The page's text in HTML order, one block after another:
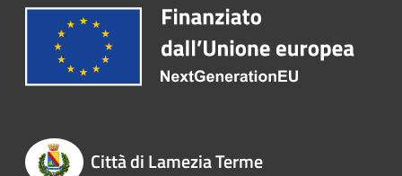
Città di Lamezia Terme